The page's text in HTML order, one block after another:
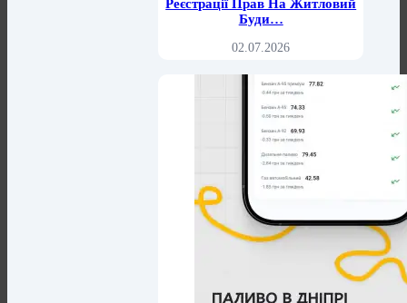
Реєстрації Прав На Житловий
Буди…
02.07.2026